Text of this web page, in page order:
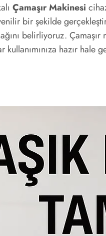
Çamaşır Makinesi
bir şekilde
belirliyoruz.
kullanımınıza hazır hale